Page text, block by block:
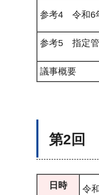
参考4 令和6
参考5 指定管
議事概要
第2回
日時 令